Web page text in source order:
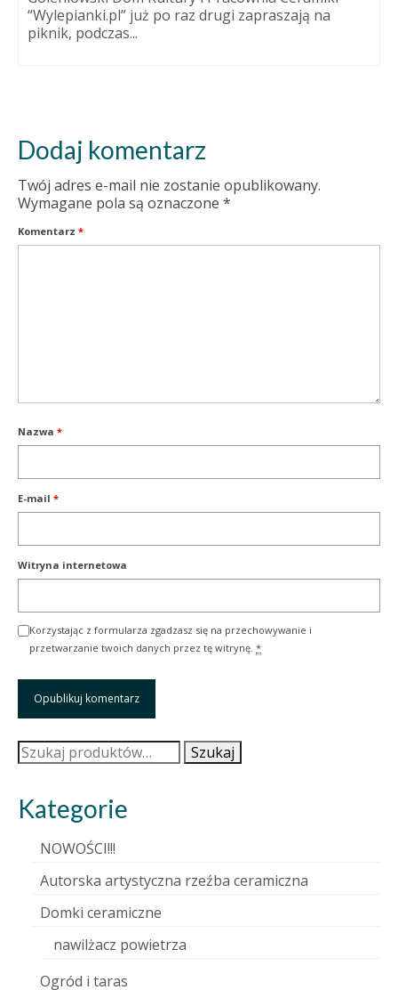
“Wylepianki.pl” już po raz drugi zapraszają na
piknik, podczas...
Dodaj komentarz
Twój adres e-mail nie zostanie opublikowany.
Wymagane pola są oznaczone *
Komentarz *
Nazwa *
E-mail *
Witryna internetowa
Korzystając z formularza zgadzasz się na przechowywanie i
przetwarzanie twoich danych przez tę witrynę. *
Szukaj: Szukaj
Kategorie
NOWOŚCI!!!
Autorska artystyczna rzeźba ceramiczna
Domki ceramiczne
nawilżacz powietrza
Ogród i taras